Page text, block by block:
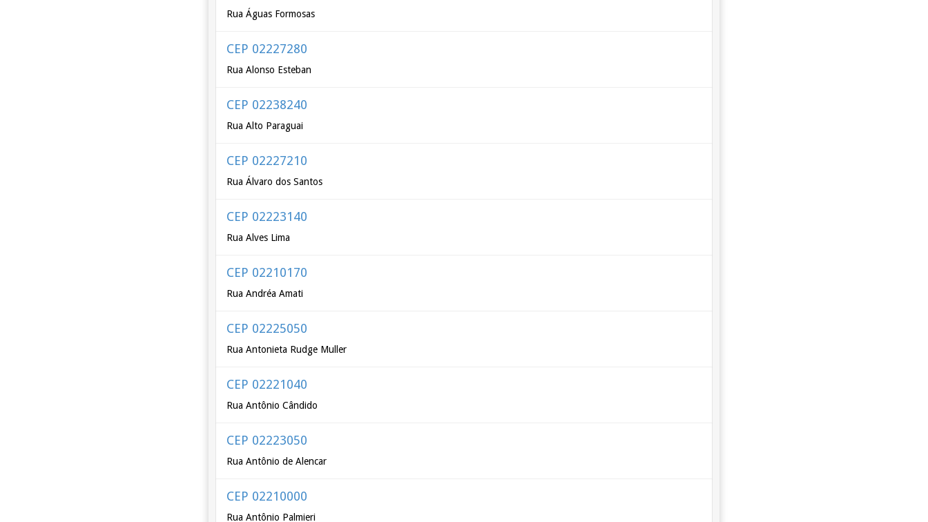
Rua Águas Formosas
CEP 02227280
Rua Alonso Esteban
CEP 02238240
Rua Alto Paraguai
CEP 02227210
Rua Álvaro dos Santos
CEP 02223140
Rua Alves Lima
CEP 02210170
Rua Andréa Amati
CEP 02225050
Rua Antonieta Rudge Muller
CEP 02221040
Rua Antônio Cândido
CEP 02223050
Rua Antônio de Alencar
CEP 02210000
Rua Antônio Palmieri